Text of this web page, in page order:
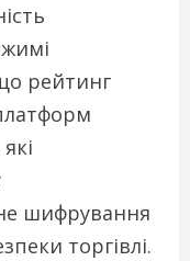
рейтинг
шифрування
торгівлі.